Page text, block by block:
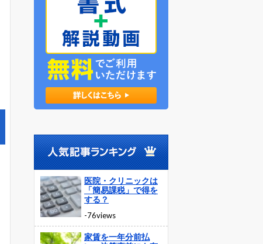
医院・クリニックは
「簡易課税」で得を
する？
-76views
家賃を一年分前払